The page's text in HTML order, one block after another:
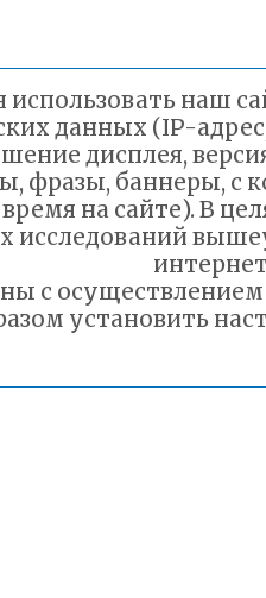
наш
данных (IP-
дисплея,
фразы, баннеры, с
на сайте). В
исследований
с
установить